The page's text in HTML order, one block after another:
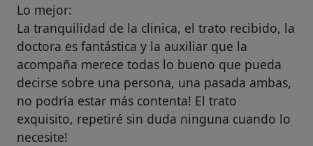
Lo mejor:
La tranquilidad de la clinica, el trato recibido, la
doctora es fantástica y la auxiliar que la
acompaña merece todas lo bueno que pueda
decirse sobre una persona, una pasada ambas,
no podría estar más contenta! El trato
exquisito, repetiré sin duda ninguna cuando lo
necesite!